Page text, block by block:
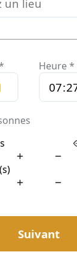
souci.
Stade
de transfert
of the
inoubliable
The
de
au Stade
exclusivité.